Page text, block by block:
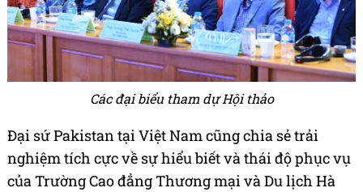
Các đại biểu tham dự Hội thảo
Đại sứ Pakistan tại Việt Nam cũng chia sẻ trải
nghiệm tích cực về sự hiểu biết và thái độ phục vụ
của Trường Cao đẳng Thương mại và Du lịch Hà